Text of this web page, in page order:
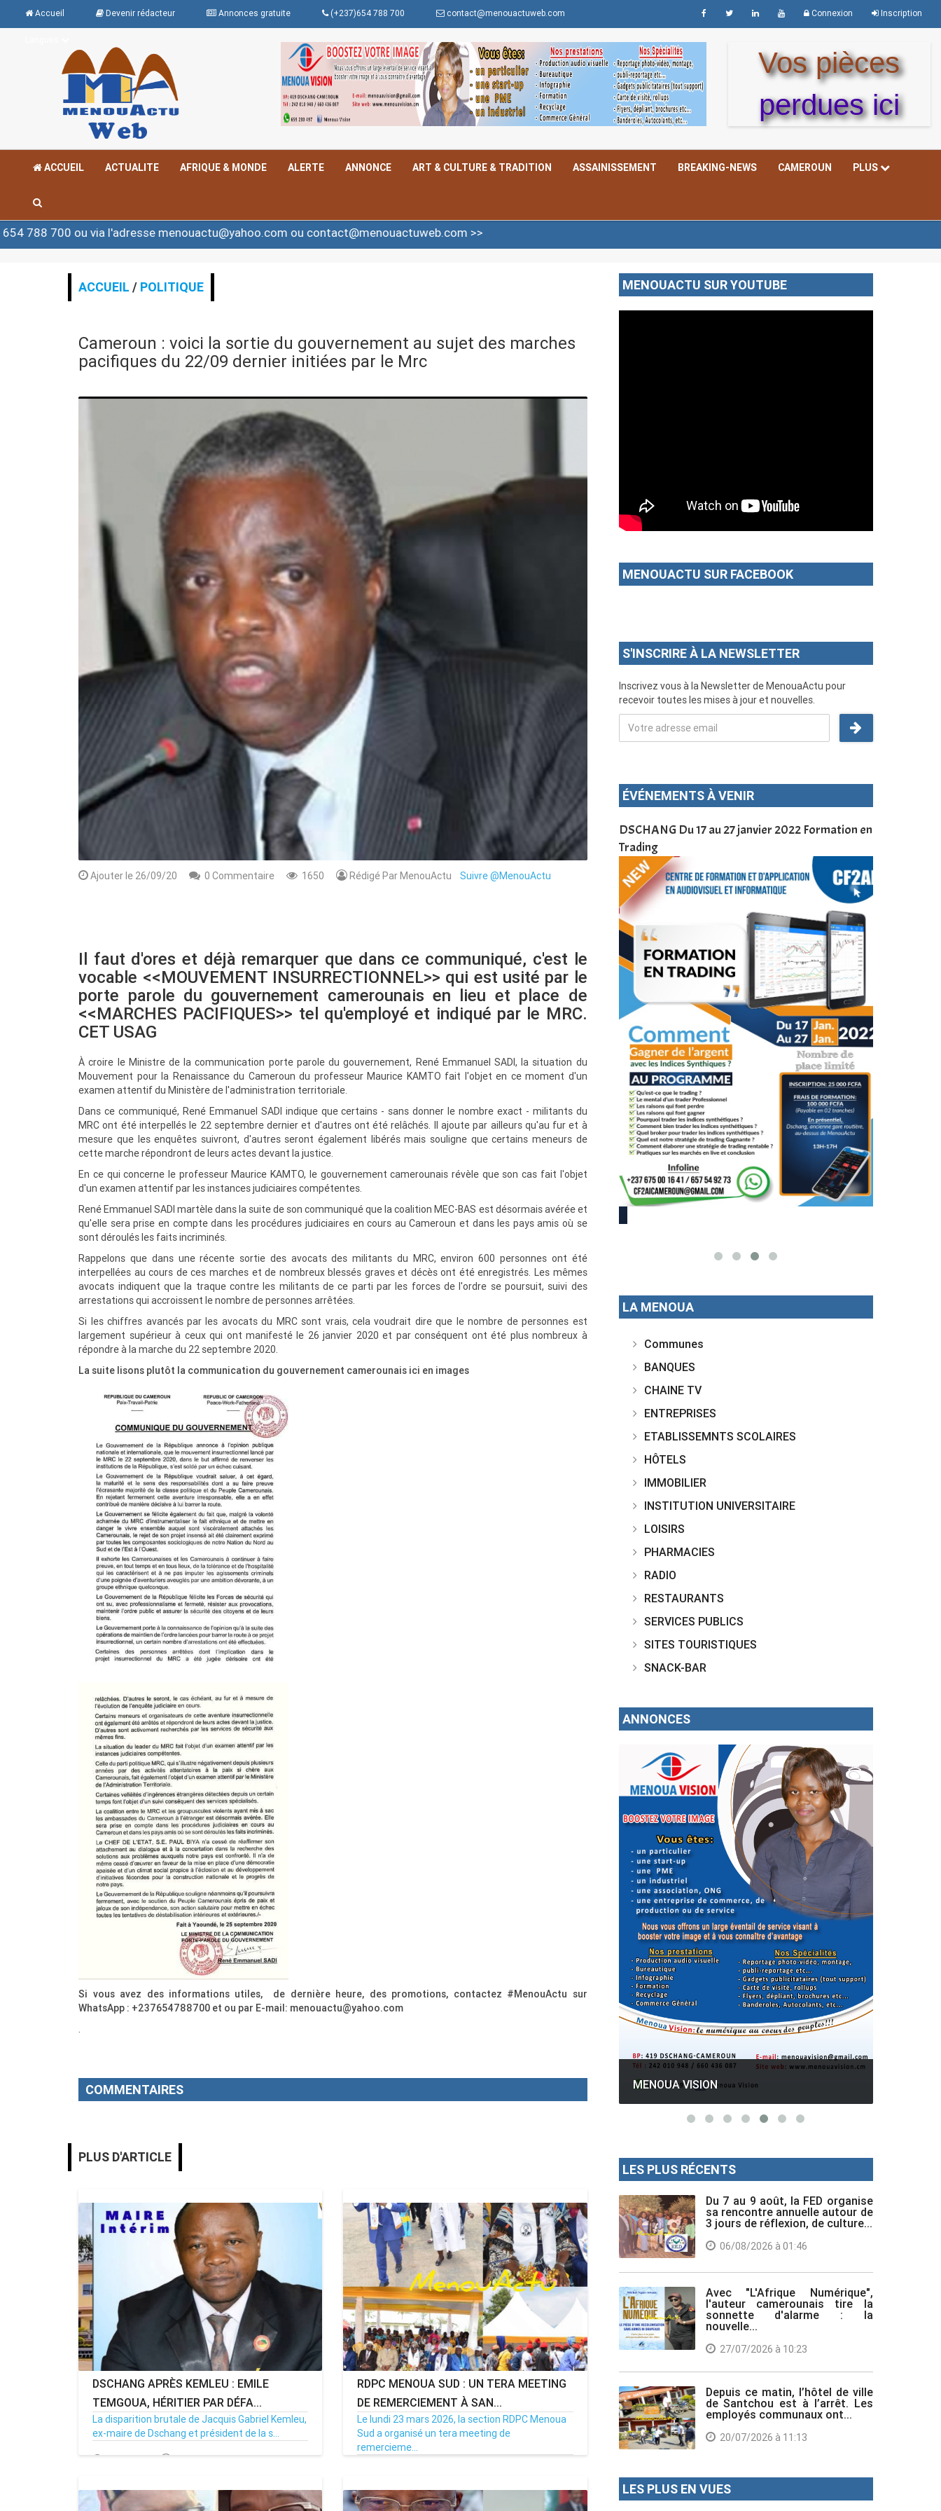
Accueil Devenir rédacteur Annonces gratuite (+237)654 788 700 contact@menouactuweb.com Connexion Inscription
Vos pièces
perdues ici
ACCUEIL ACTUALITE AFRIQUE & MONDE ALERTE ANNONCE ART & CULTURE & TRADITION ASSAINISSEMENT BREAKING-NEWS CAMEROUN PLUS
l'adresse menouactu@yahoo.com ou contact@menouactuweb.com >>
ACCUEIL / POLITIQUE
Cameroun : voici la sortie du gouvernement au sujet des marches
pacifiques du 22/09 dernier initiées par le Mrc
Ajouter le 26/09/20 0 Commentaire 1650 Rédigé Par MenouActuSuivre @MenouActu
Il faut d'ores et déjà remarquer que dans ce communiqué, c'est le
vocable <<MOUVEMENT INSURRECTIONNEL>> qui est usité par le
porte parole du gouvernement camerounais en lieu et place de
<<MARCHES PACIFIQUES>> tel qu'employé et indiqué par le MRC.
CET USAG
Àcroire le Ministre de la communication porte parole du gouvernement, René Emmanuel SADI, la situation du
Mouvement pour la Renaissance du Cameroun du professeur Maurice KAMTO fait l'objet en ce moment d'un
examen attentif du Ministère de l'administration territoriale.
Dans ce communiqué, René Emmanuel SADI indique que certains - sans donner le nombre exact - militants du
MRC ont été interpellés le 22 septembre dernier et d'autres ont été relâchés. Il ajoute par ailleurs qu'au fur et à
mesure que les enquêtes suivront, d'autres seront également libérés mais souligne que certains meneurs de
cette marche répondront de leurs actes devant la justice.
En ce qui concerne le professeur Maurice KAMTO, le gouvernement camerounais révèle que son cas fait l'objet
d'un examen attentif par les instances judiciaires compétentes.
René Emmanuel SADI martèle dans la suite de son communiqué que la coalition MEC-BAS est désormais avérée et
qu'elle sera prise en compte dans les procédures judiciaires en cours au Cameroun et dans les pays amis où se
sont déroulés les faits incriminés.
Rappelons que dans une récente sortie des avocats des militants du MRC, environ 600 personnes ont été
interpellées au cours de ces marches et de nombreux blessés graves et décès ont été enregistrés. Les mêmes
avocats indiquent que la traque contre les militants de ce parti par les forces de l'ordre se poursuit, suivi des
arrestations qui accroissent le nombre de personnes arrêtées.
Si les chiffres avancés par les avocats du MRC sont vrais, cela voudrait dire que le nombre de personnes est
largement supérieur à ceux qui ont manifesté le 26 janvier 2020 et par conséquent ont été plus nombreux à
répondre à la marche du 22 septembre 2020.
La suite lisons plutôt la communication du gouvernement camerounais ici en images
Si vous avez des informations utiles, de dernière heure, des promotions, contactez #MenouActu sur
WhatsApp : +237654788700 et ou par E-mail: menouactu@yahoo.com
.
COMMENTAIRES
PLUS D'ARTICLE
DSCHANG APRÈS KEMLEU : EMILE
TEMGOUA, HÉRITIER PAR DÉFA...
La disparition brutale de Jacquis Gabriel Kemleu,
ex-maire de Dschang et président de la s...
14/04/26 Par MenouActu 0
RDPC MENOUA SUD : UN TERA MEETING
DE REMERCIEMENT À SAN...
Le lundi 23 mars 2026, la section RDPC Menoua
Sud a organisé un tera meeting de
remercieme...
MENOUACTU SUR YOUTUBE
MENOUACTU SUR FACEBOOK
S'INSCRIRE À LA NEWSLETTER
Inscrivez vous à la Newsletter de MenouaActu pour
recevoir toutes les mises à jour et nouvelles.
ÉVÉNEMENTS À VENIR
Rendez-vous le 10 Octobre avec GESPROS pour
une formation de qualité, un métier
Devenez infographiste professionnel en 10 jours
de formation pratique. Dschang du 17 au 27
janvier 2022
DSCHANG Du 17 au 27 janvier 2022 Formation en
Trading
Cameroun
LA MENOUA
Communes
BANQUES
CHAINE TV
ENTREPRISES
ETABLISSEMNTS SCOLAIRES
HÔTELS
IMMOBILIER
INSTITUTION UNIVERSITAIRE
LOISIRS
PHARMACIES
RADIO
RESTAURANTS
SERVICES PUBLICS
SITES TOURISTIQUES
SNACK-BAR
ANNONCES
MENOUACTU
GESPROS formation : La rentrée
académique ce 10 Octobre 2022.
LES PLUS RÉCENTS
Du 7 au 9 août, la FED organise
sa rencontre annuelle autour de
3 jours de réflexion, de culture...
06/08/2026 à 01:46
Avec "L'Afrique Numérique",
l'auteur camerounais tire la
sonnette d'alarme : la
nouvelle...
27/07/2026 à 10:23
Depuis ce matin, l’hôtel de ville
de Santchou est à l’arrêt. Les
employés communaux ont...
20/07/2026 à 11:13
LES PLUS EN VUES